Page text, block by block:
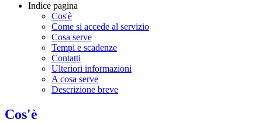
Indice pagina
Cos'è
Come si accede al servizio
Cosa serve
Tempi e scadenze
Contatti
Ulteriori informazioni
A cosa serve
Descrizione breve
Cos'è